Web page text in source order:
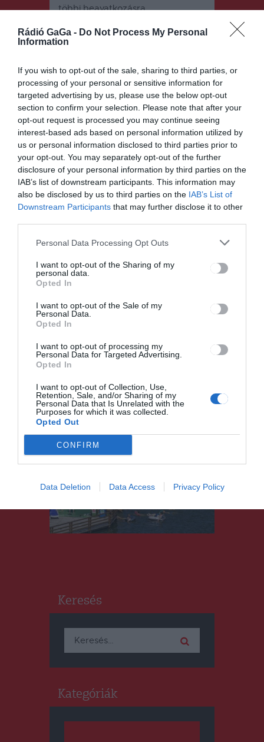
Rádió GaGa - Do Not Process My Personal
Information
If you wish to opt-out of the sale, sharing to third parties, or
processing of your personal or sensitive information for
targeted advertising by us, please use the below opt-out
section to confirm your selection. Please note that after your
opt-out request is processed you may continue seeing
interest-based ads based on personal information utilized by
us or personal information disclosed to third parties prior to
your opt-out. You may separately opt-out of the further
disclosure of your personal information by third parties on the
IAB’s list of downstream participants. This information may
also be disclosed by us to third parties on the IAB’s List of
Downstream Participants that may further disclose it to other
Personal Data Processing Opt Outs
I want to opt-out of the Sharing of my
personal data.
Opted In
I want to opt-out of the Sale of my
Personal Data.
Opted In
I want to opt-out of processing my
Personal Data for Targeted Advertising.
Opted In
I want to opt-out of Collection, Use,
Retention, Sale, and/or Sharing of my
Personal Data that Is Unrelated with the
Purposes for which it was collected.
Opted Out
CONFIRM
Data Deletion Data Access Privacy Policy
többi beavatkozásra.
Bejegyzés
navigáció
ELŐZŐ
BEJEGYZÉS
Civilszervez
eti
nyomásra
felfüggeszth
etik a
medvekilöv
ési
engedélyeke
t
KÖVETKEZŐ
BEJEGYZÉS
Rendhagyó
fotókiállítás
nyílik a
megyeháza
földszinti
kiállítóteréb
en
Ez is érdekelheti
A Rádió GaGán most az
Édesanyáké a főszerep!
Pénteken nyílik a szovátai
Medve-tó
Keresés
Keresés:
Kategóriák